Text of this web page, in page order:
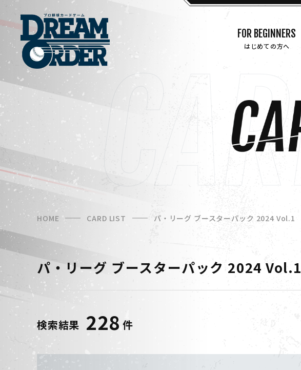
FOR BEGINNERS
はじめての方へ
HOME CARD LIST パ・リーグ ブースターパック 2024 Vol.1
パ・リーグ ブースターパック 2024 Vol.1
検索結果 228 件